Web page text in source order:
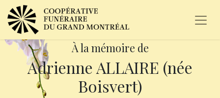
À la mémoire de
Adrienne ALLAIRE (née
Boisvert)